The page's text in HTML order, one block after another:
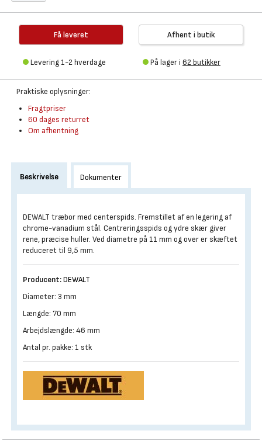
Få leveret
Levering 1-2 hverdage
Afhent i butik
På lager i 62 butikker
Praktiske oplysninger:
Fragtpriser
60 dages returret
Om afhentning
Beskrivelse Dokumenter
DEWALT træbor med centerspids. Fremstillet af en legering af
chrome-vanadium stål. Centreringsspids og ydre skær giver
rene, præcise huller. Ved diametre på 11 mm og over er skæftet
reduceret til 9,5 mm.
Producent:DEWALT
Diameter: 3 mm
Længde: 70 mm
Arbejdslængde: 46 mm
Antal pr. pakke: 1 stk